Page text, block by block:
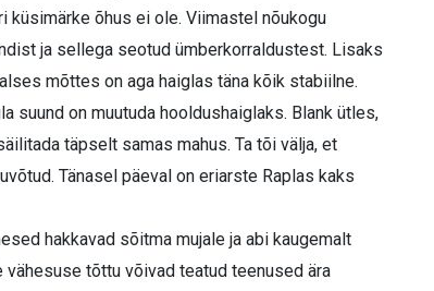
õhus ei ole. Viimastel nõukogu
ja sellega seotud ümberkorraldustest. Lisaks
mõttes on aga haiglas täna kõik stabiilne.
suund on muutuda hooldushaiglaks. Blank ütles,
täpselt samas mahus. Ta tõi välja, et
Tänasel päeval on eriarste Raplas kaks
hakkavad sõitma mujale ja abi kaugemalt
tõttu võivad teatud teenused ära